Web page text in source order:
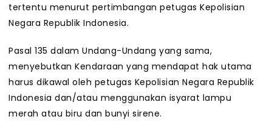
tertentu menurut pertimbangan petugas Kepolisian
Negara Republik Indonesia.
Pasal 135 dalam Undang-Undang yang sama,
menyebutkan Kendaraan yang mendapat hak utama
harus dikawal oleh petugas Kepolisian Negara Republik
Indonesia dan/atau menggunakan isyarat lampu
merah atau biru dan bunyi sirene.